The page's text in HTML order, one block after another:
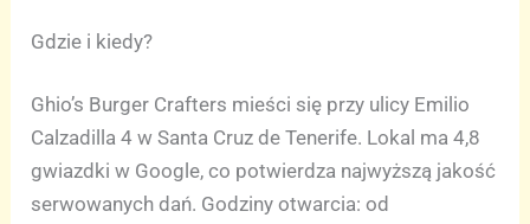
Gdzie i kiedy?
Ghio’s Burger Crafters mieści się przy ulicy Emilio
Calzadilla 4 w Santa Cruz de Tenerife. Lokal ma 4,8
gwiazdki w Google, co potwierdza najwyższą jakość
serwowanych dań. Godziny otwarcia: od